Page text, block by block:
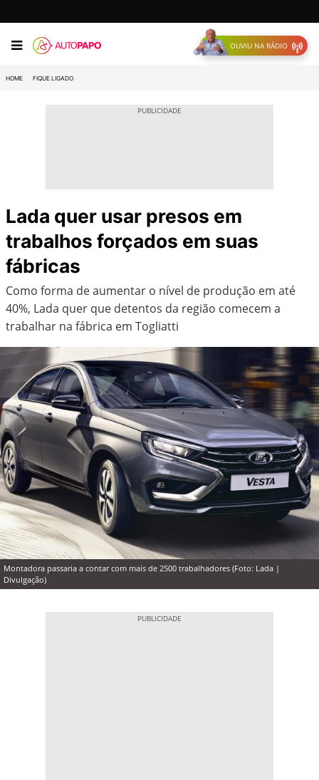
OUVIU NA RÁDIO
HOME FIQUE LIGADO
Lada quer usar presos em
trabalhos forçados em suas
fábricas
Como forma de aumentar o nível de produção em até
40%, Lada quer que detentos da região comecem a
trabalhar na fábrica em Togliatti
Montadora passaria a contar com mais de 2500 trabalhadores (Foto: Lada |
Divulgação)